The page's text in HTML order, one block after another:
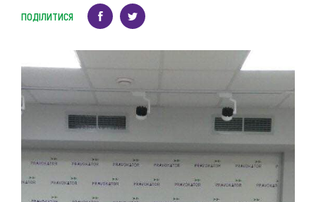
ПОДІЛИТИСЯ